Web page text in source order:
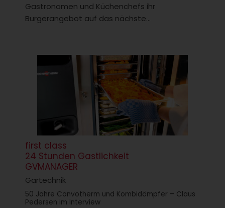
Gastronomen und Küchenchefs ihr
Burgerangebot auf das nächste...
first class
24 Stunden Gastlichkeit
GVMANAGER
Gartechnik
50 Jahre Convotherm und Kombidämpfer – Claus
Pedersen im Interview